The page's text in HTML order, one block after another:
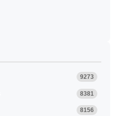
9273
8381
8156